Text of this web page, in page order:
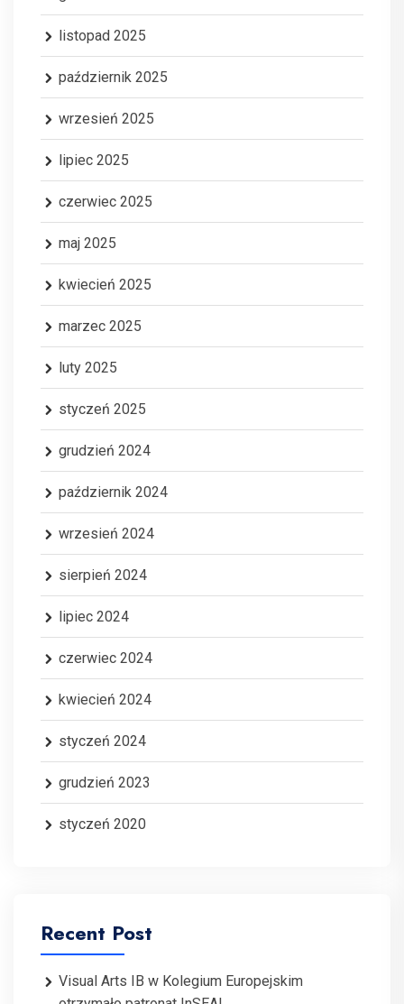
listopad 2025
październik 2025
wrzesień 2025
lipiec 2025
czerwiec 2025
maj 2025
kwiecień 2025
marzec 2025
luty 2025
styczeń 2025
grudzień 2024
październik 2024
wrzesień 2024
sierpień 2024
lipiec 2024
czerwiec 2024
kwiecień 2024
styczeń 2024
grudzień 2023
styczeń 2020
Recent Post
Visual Arts IB w Kolegium Europejskim